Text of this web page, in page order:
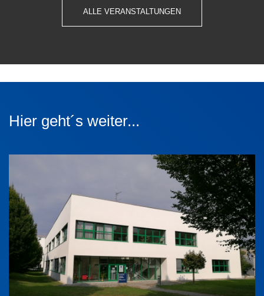
ALLE VERANSTALTUNGEN
Hier geht´s weiter...